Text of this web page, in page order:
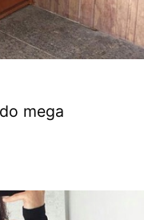
mega